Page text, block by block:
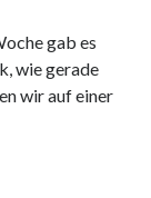
gab es
wie gerade
wir auf einer